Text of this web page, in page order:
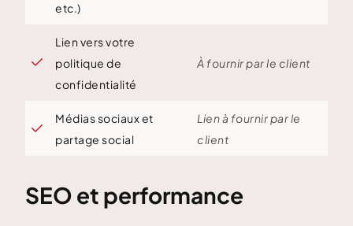
etc.)

Lien vers votre
politique de
confidentialité
À fournir par le client

Médias sociaux et
partage social
Lien à fournir par le
client
SEO et performance